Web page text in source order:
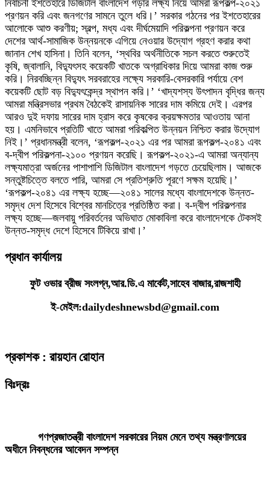
নির্বাচনী ইশতেহারে ডিজিটাল বাংলাদেশ গড়ার লক্ষ্য নিয়ে আমরা রূপকল্প-২০২১
প্রণয়ন করি এবং জনগণের সামনে তুলে ধরি।’ সরকার গঠনের পর ইশতেহারের
আলোকে আশু করণীয়; স্বল্প, মধ্য এবং দীর্ঘমেয়াদি পরিকল্পনা প্রণয়ন করে
দেশের আর্থ-সামাজিক উন্নয়নকে এগিয়ে নেওয়ার উদ্যোগ গ্রহণ করার কথা
জানান শেখ হাসিনা। তিনি বলেন, ‘স্থবির অর্থনীতিকে সচল করতে শুরুতেই
কৃষি, জ্বালানি, বিদ্যুৎসহ কয়েকটি খাতকে অগ্রাধিকার দিয়ে আমরা কাজ শুরু
করি। নিরবচ্ছিন্ন বিদ্যুৎ সরবরাহের লক্ষ্যে সরকারি-বেসরকারি পর্যায়ে বেশ
কয়েকটি ছোট বড় বিদ্যুৎকেন্দ্র স্থাপন করি।’ ‘খাদ্যশস্য উৎপাদন বৃদ্ধির জন্য
আমরা মন্ত্রিসভার প্রথম বৈঠকেই রাসায়নিক সারের দাম কমিয়ে দেই। এরপর
আরও দুই দফায় সারের দাম হ্রাস করে কৃষকের ক্রয়ক্ষমতার আওতায় আনা
হয়। এমনিভাবে প্রতিটি খাতে আমরা পরিকল্পিত উন্নয়ন নিশ্চিত করার উদ্যোগ
নিই।’ প্রধানমন্ত্রী বলেন, ‘রূপকল্প-২০২১ এর পর আমরা রূপকল্প-২০৪১ এবং
ব-দ্বীপ পরিকল্পনা-২১০০ প্রণয়ন করেছি। রূপকল্প-২০২১-এ আমরা অন্যান্য
লক্ষ্যমাত্রা অর্জনের পাশাপাশি ডিজিটাল বাংলাদেশ গড়তে চেয়েছিলাম। আজকে
সন্তুষ্টচিত্তে বলতে পারি, আমরা সে প্রতিশ্রুতি পূরণে সক্ষম হয়েছি।’
‘রূপকল্প-২০৪১ এর লক্ষ্য হচ্ছে—২০৪১ সালের মধ্যে বাংলাদেশকে উন্নত-
সমৃদ্ধ দেশ হিসেবে বিশ্বের মানচিত্রে প্রতিষ্ঠিত করা। ব-দ্বীপ পরিকল্পনার
লক্ষ্য হচ্ছে—জলবায়ু পরিবর্তনের অভিঘাত মোকাবিলা করে বাংলাদেশকে টেকসই
উন্নত-সমৃদ্ধ দেশে হিসেবে টিকিয়ে রাখা।’
প্রধান কার্যালয়
ফুট ওভার ব্রীজ সংলগ্ন,আর.ডি.এ মার্কেট,সাহেব বাজার,রাজশাহী
ই-মেইল:dailydeshnewsbd@gmail.com
প্রকাশক : রায়হান রোহান
বিঃদ্রঃ
গণপ্রজাতন্ত্রী বাংলাদেশ সরকারের নিয়ম মেনে তথ্য মন্ত্রণালয়ের
অধীনে নিবন্ধনের আবেদন সম্পন্ন